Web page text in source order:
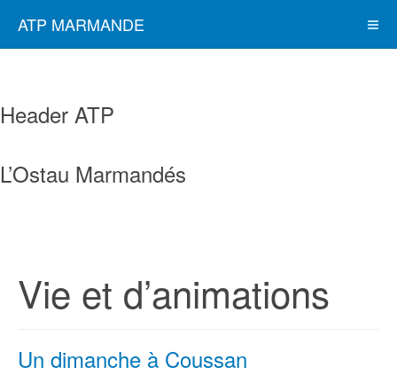
ATP MARMANDE
Header ATP
L’Ostau Marmandés
Vie et d’animations
Un dimanche à Coussan